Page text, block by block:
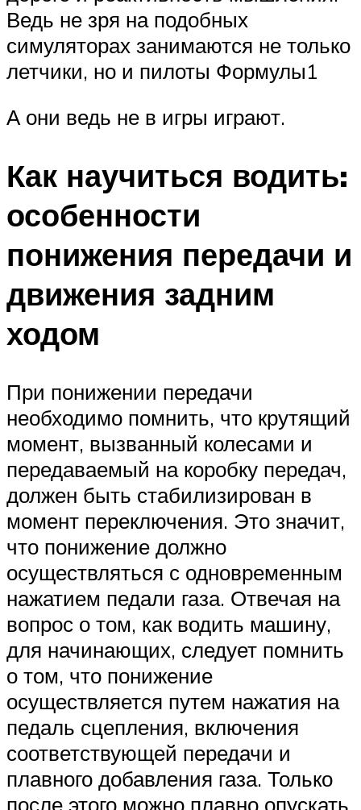
Ведь не зря на подобных
симуляторах занимаются не только
летчики, но и пилоты Формулы1
А они ведь не в игры играют.
Как научиться водить:
особенности
понижения передачи и
движения задним
ходом
При понижении передачи
необходимо помнить, что крутящий
момент, вызванный колесами и
передаваемый на коробку передач,
должен быть стабилизирован в
момент переключения. Это значит,
что понижение должно
осуществляться с одновременным
нажатием педали газа. Отвечая на
вопрос о том, как водить машину,
для начинающих, следует помнить
о том, что понижение
осуществляется путем нажатия на
педаль сцепления, включения
соответствующей передачи и
плавного добавления газа. Только
после этого можно плавно опускать